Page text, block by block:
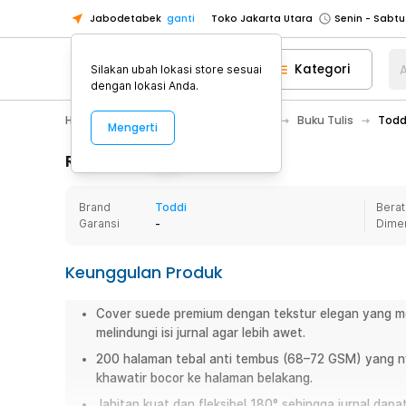
Jabodetabek ganti Toko Jakarta Utara
Toko Tangerang
Toko Cikupa
Pick n Go Jakarta Barat
Senin -
Pick n Go Bekasi
Senin - Jumat
Senin - Jumat
Senin -
Senin -
Toko Tangerang
Pick n Go Jakarta Barat
Senin -
Senin - Jumat
Pick n Go Depok
Kategori
Home Appliance Buku Tulis
Rincian Produk
Brand
Toddi
Garansi
-
Keunggulan Produk
Cover suede premium dengan tekstur elegan yang
melindungi isi jurnal agar lebih awet.
200 halaman tebal anti tembus (68–72 GSM) yang
khawatir bocor ke halaman belakang.
Silakan ubah lokasi store sesuai
dengan lokasi Anda.
Mengerti